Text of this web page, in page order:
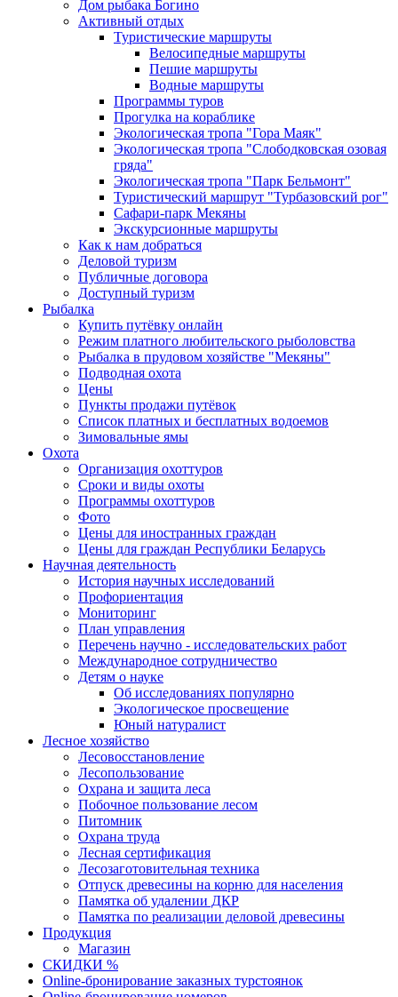
Дом рыбака Богино
Активный отдых
Туристические маршруты
Велосипедные маршруты
Пешие маршруты
Водные маршруты
Программы туров
Прогулка на кораблике
Экологическая тропа "Гора Маяк"
Экологическая тропа "Слободковская озовая
гряда"
Экологическая тропа "Парк Бельмонт"
Туристический маршрут "Турбазовский рог"
Сафари-парк Мекяны
Экскурсионные маршруты
Как к нам добраться
Деловой туризм
Публичные договора
Доступный туризм
Рыбалка
Купить путёвку онлайн
Режим платного любительского рыболовства
Рыбалка в прудовом хозяйстве "Мекяны"
Подводная охота
Цены
Пункты продажи путёвок
Список платных и бесплатных водоемов
Зимовальные ямы
Охота
Организация охоттуров
Сроки и виды охоты
Программы охоттуров
Фото
Цены для иностранных граждан
Цены для граждан Республики Беларусь
Научная деятельность
История научных исследований
Профориентация
Мониторинг
План управления
Перечень научно - исследовательских работ
Международное сотрудничество
Детям о науке
Об исследованиях популярно
Экологическое просвещение
Юный натуралист
Лесное хозяйство
Лесовосстановление
Лесопользование
Охрана и защита леса
Побочное пользование лесом
Питомник
Охрана труда
Лесная сертификация
Лесозаготовительная техника
Отпуск древесины на корню для населения
Памятка об удалении ДКР
Памятка по реализации деловой древесины
Продукция
Магазин
СКИДКИ %
Оnline-бронирование заказных турстоянок